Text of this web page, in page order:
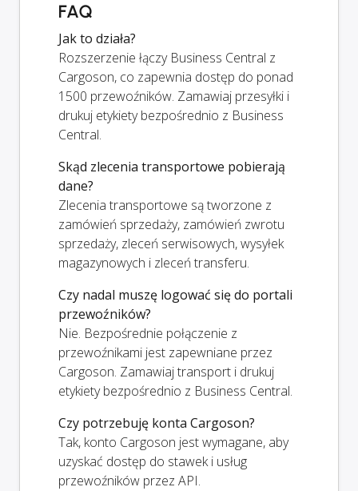
FAQ
Jak to działa?
Rozszerzenie łączy Business Central z
Cargoson, co zapewnia dostęp do ponad
1500 przewoźników. Zamawiaj przesyłki i
drukuj etykiety bezpośrednio z Business
Central.
Skąd zlecenia transportowe pobierają
dane?
Zlecenia transportowe są tworzone z
zamówień sprzedaży, zamówień zwrotu
sprzedaży, zleceń serwisowych, wysyłek
magazynowych i zleceń transferu.
Czy nadal muszę logować się do portali
przewoźników?
Nie. Bezpośrednie połączenie z
przewoźnikami jest zapewniane przez
Cargoson. Zamawiaj transport i drukuj
etykiety bezpośrednio z Business Central.
Czy potrzebuję konta Cargoson?
Tak, konto Cargoson jest wymagane, aby
uzyskać dostęp do stawek i usług
przewoźników przez API.